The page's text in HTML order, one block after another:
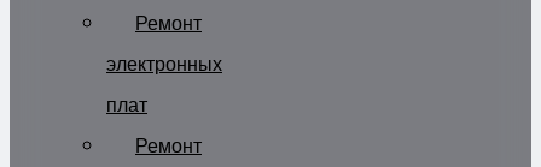
Ремонт
электронных
плат
Ремонт